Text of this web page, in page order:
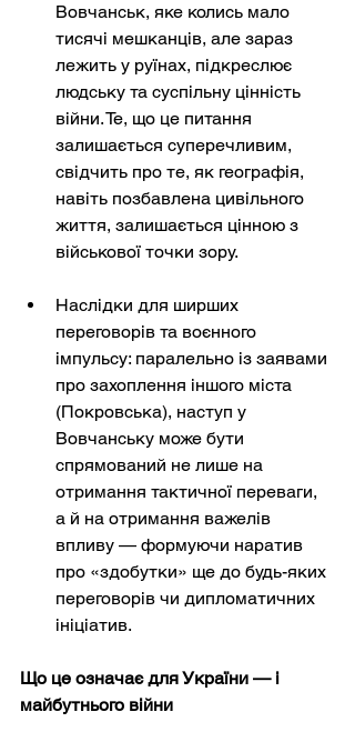
Вовчанськ, яке колись мало
тисячі мешканців, але зараз
лежить у руїнах, підкреслює
людську та суспільну цінність
війни. Те, що це питання
залишається суперечливим,
свідчить про те, як географія,
навіть позбавлена цивільного
життя, залишається цінною з
військової точки зору.
Наслідки для ширших
переговорів та воєнного
імпульсу: паралельно із заявами
про захоплення іншого міста
(Покровська), наступ у
Вовчанську може бути
спрямований не лише на
отримання тактичної переваги,
а й на отримання важелів
впливу — формуючи наратив
про «здобутки» ще до будь-яких
переговорів чи дипломатичних
ініціатив.
Що це означає для України — і
майбутнього війни